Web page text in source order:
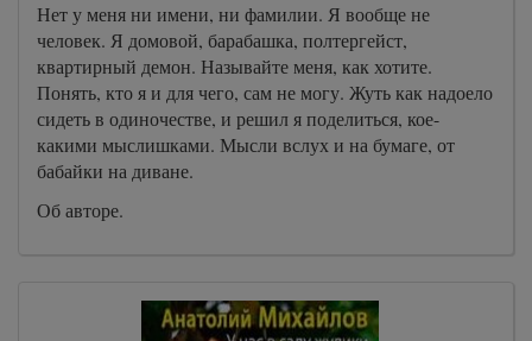
Нет у меня ни имени, ни фамилии. Я вообще не
человек. Я домовой, барабашка, полтергейст,
квартирный демон. Называйте меня, как хотите.
Понять, кто я и для чего, сам не могу. Жуть как надоело
сидеть в одиночестве, и решил я поделиться, кое-
какими мыслишками. Мысли вслух и на бумаге, от
бабайки на диване.
Об авторе.